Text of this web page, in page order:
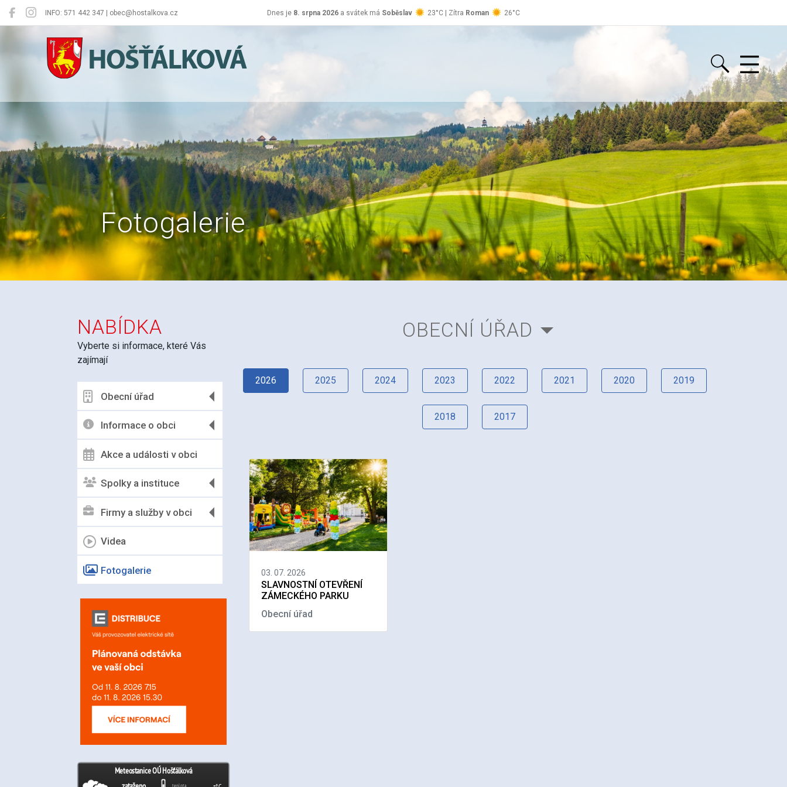
INFO: 571 442 347 | obec@hostalkova.cz Dnes je 8. srpna 2026 a svátek má Soběslav 23°C | Zítra Roman 26°C
Hošťálková
Fotogalerie
NABÍDKA
Vyberte si informace, které Vás
zajímají
Obecní úřad
Informace o obci
Akce a události v obci
Spolky a instituce
Firmy a služby v obci
Videa
Fotogalerie
OBECNÍ ÚŘAD
2026 2025 2024 2023 2022 2021 2020 2019
2018 2017
03. 07. 2026
SLAVNOSTNÍ OTEVŘENÍ
ZÁMECKÉHO PARKU
Obecní úřad